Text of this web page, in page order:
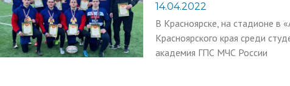
14.04.2022
В Красноярске, на стадионе в
Красноярского края среди
академия ГПС МЧС России